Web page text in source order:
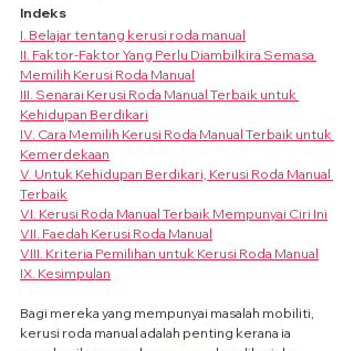
Indeks
I. Belajar tentang kerusi roda manual
II. Faktor-Faktor Yang Perlu Diambilkira Semasa
Memilih Kerusi Roda Manual
III. Senarai Kerusi Roda Manual Terbaik untuk
Kehidupan Berdikari
IV. Cara Memilih Kerusi Roda Manual Terbaik untuk
Kemerdekaan
V. Untuk Kehidupan Berdikari, Kerusi Roda Manual
Terbaik
VI. Kerusi Roda Manual Terbaik Mempunyai Ciri Ini
VII. Faedah Kerusi Roda Manual
VIII. Kriteria Pemilihan untuk Kerusi Roda Manual
IX. Kesimpulan
Bagi mereka yang mempunyai masalah mobiliti,
kerusi roda manual adalah penting kerana ia